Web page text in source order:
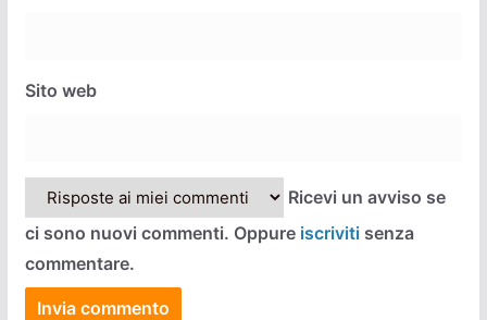
Sito web
Ricevi un avviso se
ci sono nuovi commenti. Oppure iscrivitisenza
commentare.